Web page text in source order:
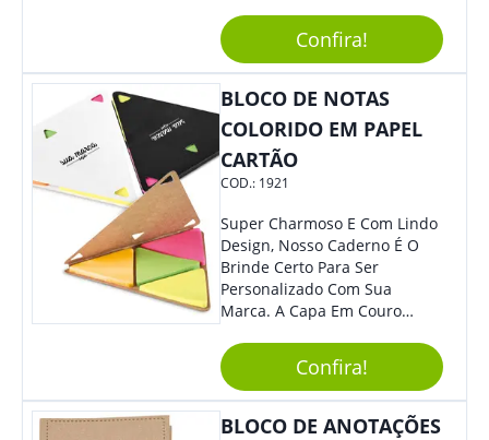
De Excelente Qualidade, E
Contando Com Tamanho De
Fio Ideal Para Se Movimentar
Com Mais Liberdade, É O
Brinde Que Seus Clientes E
Colaboradores Mais Querem!
Não Fique De Fora! Ofereça
Em Eventos, Feiras E
Congressos, E Tenha Sua
Confira!
BLOCO DE NOTAS
COLORIDO EM PAPEL
CARTÃO
COD.: 1921
Super Charmoso E Com Lindo
Design, Nosso Caderno É O
Brinde Certo Para Ser
Personalizado Com Sua
Marca. A Capa Em Couro
Elástico Permite Maior
Segurança Ao Carregá-Lo.
Ofereça A Seus Clientes E
Colaboradores, Sem Dúvidas
Confira!
BLOCO DE ANOTAÇÕES